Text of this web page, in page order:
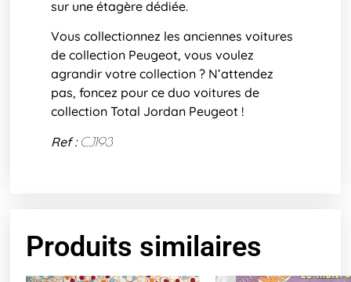
sur une étagère dédiée.
Vous collectionnez les anciennes voitures
de collection Peugeot, vous voulez
agrandir votre collection ? N’attendez
pas, foncez pour ce duo voitures de
collection Total Jordan Peugeot !
Ref : CJ193
Produits similaires